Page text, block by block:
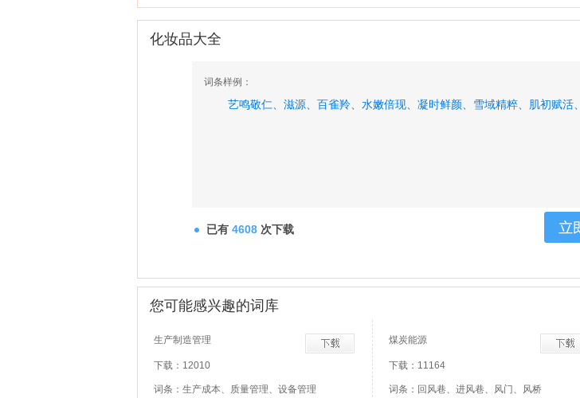
化妆品大全
词条样例：
艺鸣敬仁、 滋源、 百雀羚、 水嫩倍现、 凝时鲜颜、 雪域精粹、 肌初赋活、
已有 4608 次下载
您可能感兴趣的词库
生产制造管理
下载：12010
词条：生产成本、质量管理、设备管理
煤炭能源
下载：11164
词条：回风巷、进风巷、风门、风桥